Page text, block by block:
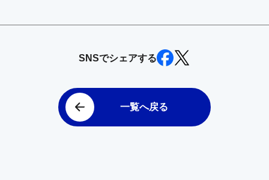
SNSでシェアする
一覧へ戻る